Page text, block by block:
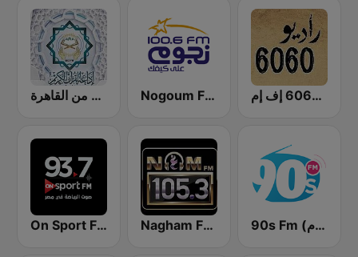
إذاعة القرآن الكريم من القاهرة Nogoum FM 100.6 (نجوم فم) راديو 6060 إف إم
On Sport FM Nagham FM 105.3 (نغم إف إم) 90s Fm (تسعينات اف ام)